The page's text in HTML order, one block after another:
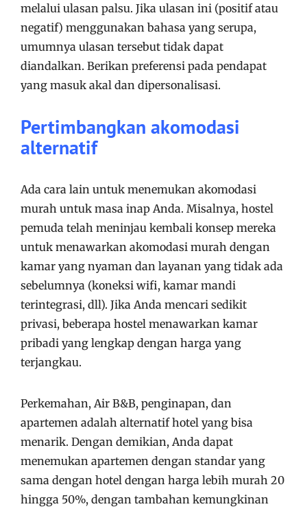
melalui ulasan palsu. Jika ulasan ini (positif atau
negatif) menggunakan bahasa yang serupa,
umumnya ulasan tersebut tidak dapat
diandalkan. Berikan preferensi pada pendapat
yang masuk akal dan dipersonalisasi.
Pertimbangkan akomodasi
alternatif
Ada cara lain untuk menemukan akomodasi
murah untuk masa inap Anda. Misalnya, hostel
pemuda telah meninjau kembali konsep mereka
untuk menawarkan akomodasi murah dengan
kamar yang nyaman dan layanan yang tidak ada
sebelumnya (koneksi wifi, kamar mandi
terintegrasi, dll). Jika Anda mencari sedikit
privasi, beberapa hostel menawarkan kamar
pribadi yang lengkap dengan harga yang
terjangkau.
Perkemahan, Air B&B, penginapan, dan
apartemen adalah alternatif hotel yang bisa
menarik. Dengan demikian, Anda dapat
menemukan apartemen dengan standar yang
sama dengan hotel dengan harga lebih murah 20
hingga 50%, dengan tambahan kemungkinan